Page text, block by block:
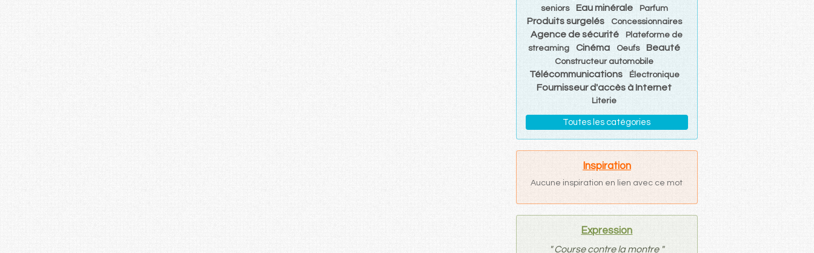
seniors
Eau minérale Parfum
Produits surgelés Concessionnaires
Agence de sécurité
Plateforme de
streaming
Cinéma Oeufs Beauté
Constructeur automobile
Télécommunications Électronique
Fournisseur d'accès à Internet
Literie
Toutes les catégories
Inspiration
Aucune inspiration en lien avec ce mot
Expression
" Course contre la montre "